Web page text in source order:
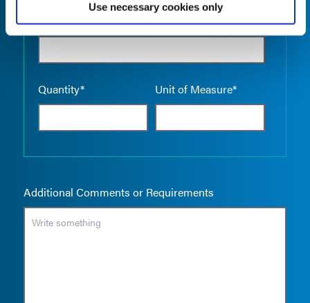
Use necessary cookies only
Product Name*
Quantity* Unit of Measure*
Additional Comments or Requirements